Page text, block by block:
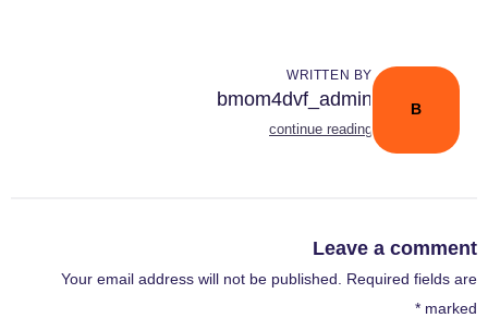
B
WRITTEN BY
bmom4dvf_admin
continue reading
Leave a comment
Your email address will not be published. Required fields are
marked *